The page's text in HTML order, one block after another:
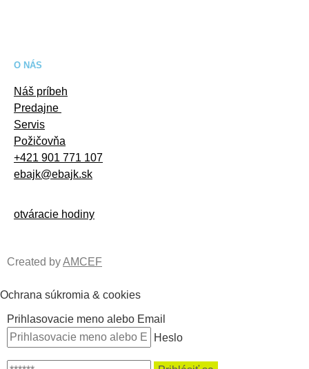
O NÁS
Náš príbeh
Predajne
Servis
Požičovňa
+421 901 771 107
ebajk@ebajk.sk
otváracie hodiny
Created byAMCEF
Ochrana súkromia & cookies
Prihlasovacie meno alebo Email
Heslo